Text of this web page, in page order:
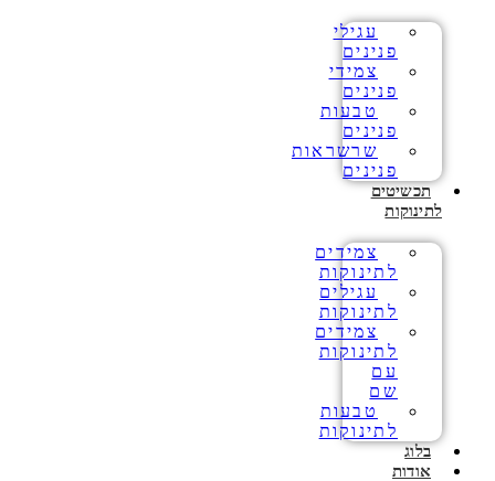
עגילי
פנינים
צמידי
פנינים
טבעות
פנינים
שרשראות
פנינים
תכשיטים
לתינוקות
צמידים
לתינוקות
עגילים
לתינוקות
צמידים
לתינוקות
עם
שם
טבעות
לתינוקות
בלוג
אודות